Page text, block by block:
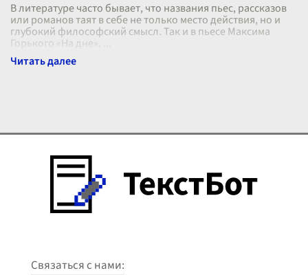
В литературе часто бывает, что названия пьес, рассказов
или романов таят в себе не только место действия, но и
глубокий философский смысл. Так и в пьесе Максима
Горького «На дне».
Связаться с нами: